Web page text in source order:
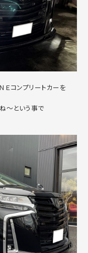
Ｅコンプリートカーを
～という事で